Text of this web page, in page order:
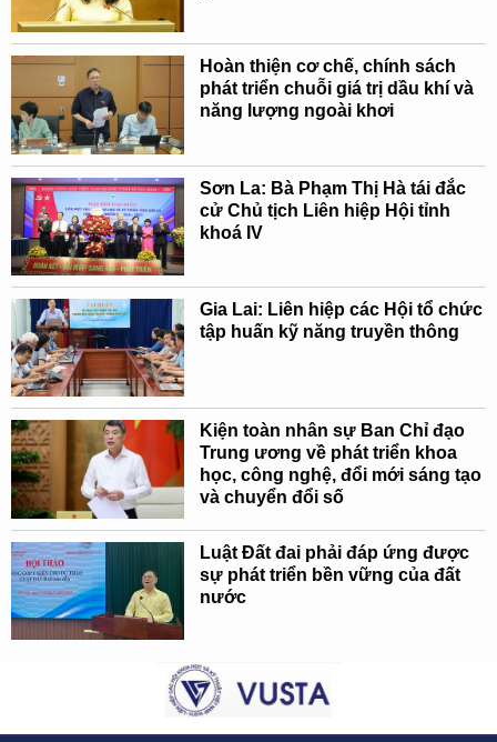
Hoàn thiện cơ chế, chính sách
phát triển chuỗi giá trị dầu khí và
năng lượng ngoài khơi
Sơn La: Bà Phạm Thị Hà tái đắc
cử Chủ tịch Liên hiệp Hội tỉnh
khoá IV
Gia Lai: Liên hiệp các Hội tổ chức
tập huấn kỹ năng truyền thông
Kiện toàn nhân sự Ban Chỉ đạo
Trung ương về phát triển khoa
học, công nghệ, đổi mới sáng tạo
và chuyển đổi số
Luật Đất đai phải đáp ứng được
sự phát triển bền vững của đất
nước